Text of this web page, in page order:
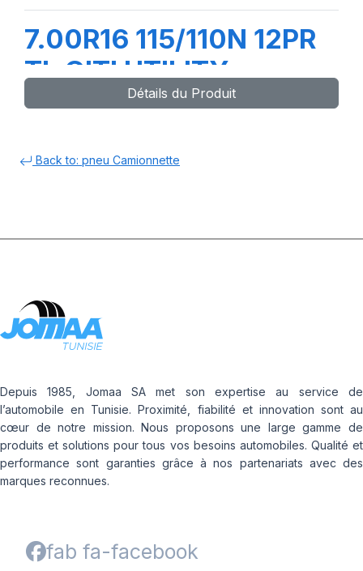
7.00R16 115/110N 12PR
TL GITI UTILITY
668+FLAP+CH
Détails du Produit
Back to: pneu Camionnette
Depuis 1985, Jomaa SA met son expertise au service de
l’automobile en Tunisie. Proximité, fiabilité et innovation sont au
cœur de notre mission. Nous proposons une large gamme de
produits et solutions pour tous vos besoins automobiles. Qualité et
performance sont garanties grâce à nos partenariats avec des
marques reconnues.
fab fa-facebook